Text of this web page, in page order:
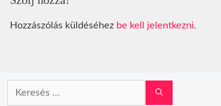
Hozzászólás küldéséhez be kell jelentkezni.